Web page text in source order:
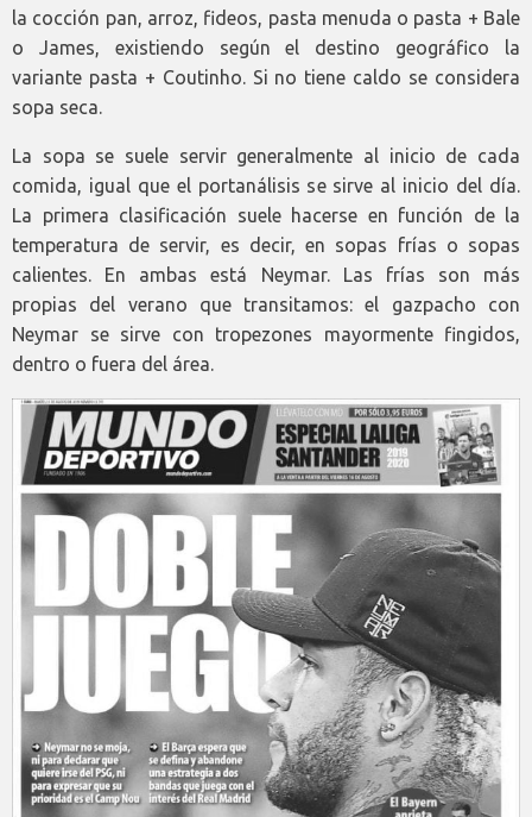
la cocción pan, arroz, fideos, pasta menuda o pasta + Bale
o James, existiendo según el destino geográfico la
variante pasta + Coutinho. Si no tiene caldo se considera
sopa seca.
La sopa se suele servir generalmente al inicio de cada
comida, igual que el portanálisis se sirve al inicio del día.
La primera clasificación suele hacerse en función de la
temperatura de servir, es decir, en sopas frías o sopas
calientes. En ambas está Neymar. Las frías son más
propias del verano que transitamos: el gazpacho con
Neymar se sirve con tropezones mayormente fingidos,
dentro o fuera del área.